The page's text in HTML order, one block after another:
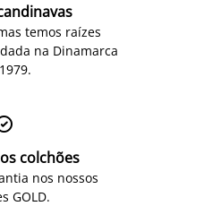
temos raízes
na Dinamarca
colchões
nos nossos
GOLD.